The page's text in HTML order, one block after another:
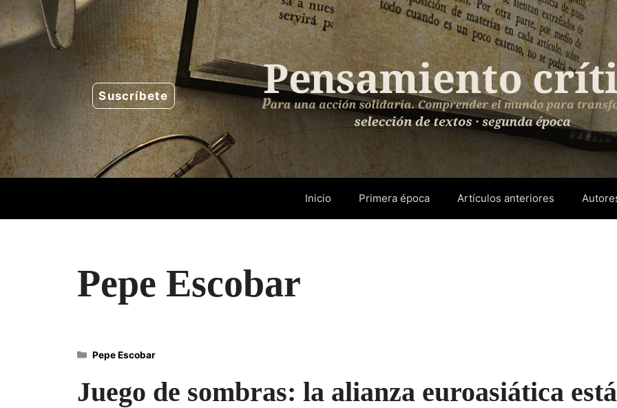
Saltar
al
contenido
Suscríbete
Inicio Primera época Artículos anteriores
Pepe Escobar
Juego de sombras: la alianza euroasiática
Categorías
Pepe Escobar